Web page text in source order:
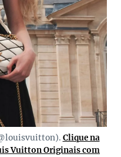
Clique na
Vuitton Originais com